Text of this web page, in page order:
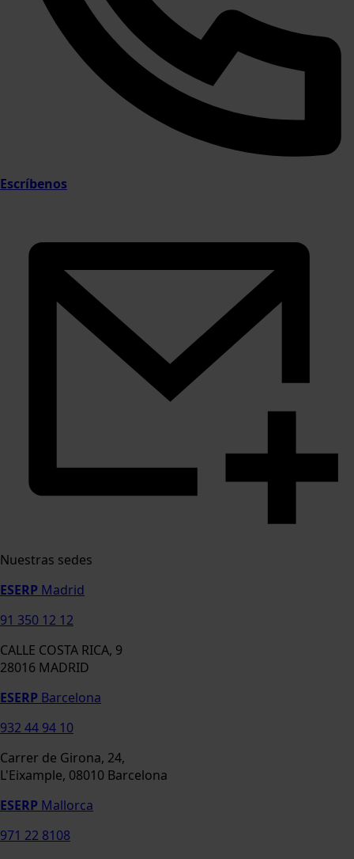
Escríbenos
Nuestras sedes
ESERP Madrid
91 350 12 12
CALLE COSTA RICA, 9
28016 MADRID
ESERP Barcelona
932 44 94 10
Carrer de Girona, 24,
L'Eixample, 08010 Barcelona
ESERP Mallorca
971 22 8108